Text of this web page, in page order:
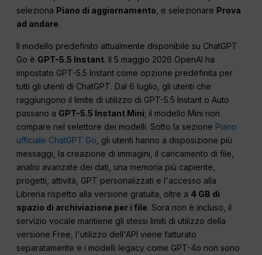
seleziona Piano di aggiornamento , e selezionare Prova
ad andare.
Il modello predefinito attualmente disponibile su ChatGPT
Go è GPT-5.5 Instant. Il 5 maggio 2026 OpenAI ha
impostato GPT-5.5 Instant come opzione predefinita per
tutti gli utenti di ChatGPT. Dal 6 luglio, gli utenti che
raggiungono il limite di utilizzo di GPT-5.5 Instant o Auto
passano a GPT-5.5 Instant Mini; il modello Mini non
compare nel selettore dei modelli. Sotto la sezione Piano
ufficiale ChatGPT Go , gli utenti hanno a disposizione più
messaggi, la creazione di immagini, il caricamento di file,
analisi avanzate dei dati, una memoria più capiente,
progetti, attività, GPT personalizzati e l'accesso alla
Libreria rispetto alla versione gratuita, oltre a 4 GB di
spazio di archiviazione per i file. Sora non è incluso, il
servizio vocale mantiene gli stessi limiti di utilizzo della
versione Free, l'utilizzo dell'API viene fatturato
separatamente e i modelli legacy come GPT-4o non sono